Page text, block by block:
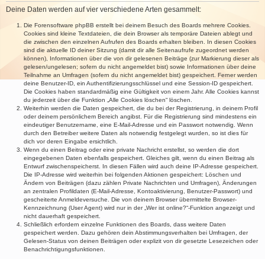
Deine Daten werden auf vier verschiedene Arten gesammelt:
Die Forensoftware phpBB erstellt bei deinem Besuch des Boards mehrere Cookies.
Cookies sind kleine Textdateien, die dein Browser als temporäre Dateien ablegt und
die zwischen den einzelnen Aufrufen des Boards erhalten bleiben. In diesen Cookies
sind die aktuelle ID deiner Sitzung (damit dir alle Seitenaufrufe zugeordnet werden
können), Informationen über die von dir gelesenen Beiträge (zur Markierung dieser als
gelesen/ungelesen; sofern du nicht angemeldet bist) sowie Informationen über deine
Teilnahme an Umfragen (sofern du nicht angemeldet bist) gespeichert. Ferner werden
deine Benutzer-ID, ein Authentifizierungsschlüssel und eine Session-ID gespeichert.
Die Cookies haben standardmäßig eine Gültigkeit von einem Jahr. Alle Cookies kannst
du jederzeit über die Funktion „Alle Cookies löschen“ löschen.
Weiterhin werden die Daten gespeichert, die du bei der Registrierung, in deinem Profil
oder deinem persönlichem Bereich angibst. Für die Registrierung sind mindestens ein
eindeutiger Benutzername, eine E-Mail-Adresse und ein Passwort notwendig. Wenn
durch den Betreiber weitere Daten als notwendig festgelegt wurden, so ist dies für
dich vor deren Eingabe ersichtlich.
Wenn du einen Beitrag oder eine private Nachricht erstellst, so werden die dort
eingegebenen Daten ebenfalls gespeichert. Gleiches gilt, wenn du einen Beitrag als
Entwurf zwischenspeicherst. In diesen Fällen wird auch deine IP-Adresse gespeichert.
Die IP-Adresse wird weiterhin bei folgenden Aktionen gespeichert: Löschen und
Ändern von Beiträgen (dazu zählen Private Nachrichten und Umfragen), Änderungen
an zentralen Profildaten (E-Mail-Adresse, Kontoaktivierung, Benutzer-Passwort) und
gescheiterte Anmeldeversuche. Die von deinem Browser übermittelte Browser-
Kennzeichnung (User Agent) wird nur in der „Wer ist online?“-Funktion angezeigt und
nicht dauerhaft gespeichert.
Schließlich erfordern einzelne Funktionen des Boards, dass weitere Daten
gespeichert werden. Dazu gehören dein Abstimmungsverhalten bei Umfragen, der
Gelesen-Status von deinen Beiträgen oder explizit von dir gesetzte Lesezeichen oder
Benachrichtigungsfunktionen.